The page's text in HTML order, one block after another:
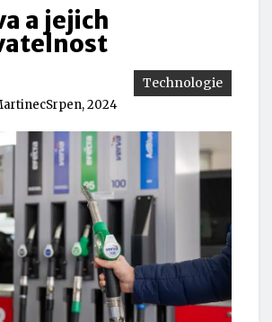
a jejich
Technologie
Srpen, 2024